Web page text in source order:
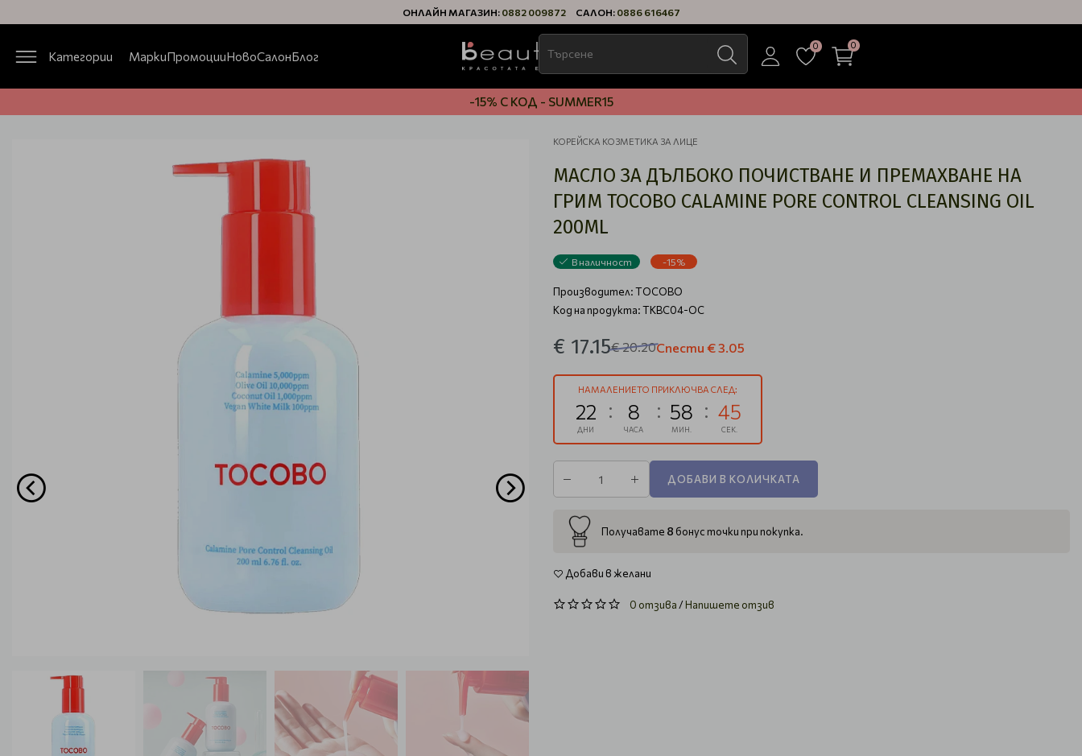
ОНЛАЙН МАГАЗИН: 0882 009872 САЛОН: 0886 616467
Категории МаркиПромоцииНовоСалонБлог
0 0
-15% С КОД - SUMMER15
КОРЕЙСКА КОЗМЕТИКА ЗА ЛИЦЕ
МАСЛО ЗА ДЪЛБОКО ПОЧИСТВАНЕ И ПРЕМАХВАНЕ НА
ГРИМ TOCOBO CALAMINE PORE CONTROL CLEANSING OIL
200ML
В наличност -15%
Производител:TOCOBO
Код на продукта: TKBC04-OC
€ 17.15€ 20.20Спести € 3.05
НАМАЛЕНИЕТО ПРИКЛЮЧВА СЛЕД:
22
ДНИ
8
ЧАСА
58
МИН.
44
СЕК.
ДОБАВИ В КОЛИЧКАТА
Получавате 8 бонус точки при покупка.
Добави в желани
0 отзива/Напишете отзив